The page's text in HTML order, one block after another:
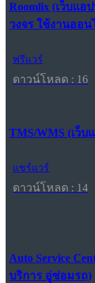
Roomlix (เว็บแ
วงจร ใช้งานออน
ฟรีแวร์
ดาวน์โหลด : 16
TMS/WMS (เว็
แชร์แวร์
ดาวน์โหลด : 14
Auto Service
บริการ อู่ซ่อมรถ)